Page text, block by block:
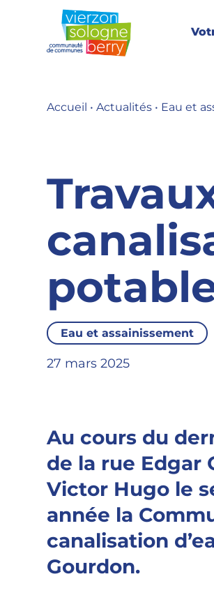
Accueil •Actualités • Eau et
Eau et assainissement
27 mars 2025
Au cours du
de la rue Edgar
Victor Hugo le
année la
canalisation
Gourdon.